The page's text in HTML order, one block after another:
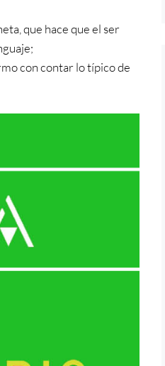
que hace que el ser
con contar lo típico de